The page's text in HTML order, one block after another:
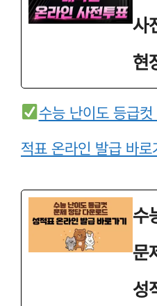
사
현
수능 난이도 등급
적표 온라인 발급 바로
수
문
성